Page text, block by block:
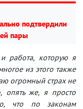
подтвердили
пары
работа, которую я
из этого также
огромный страх не
опять же, я просто
что по законам